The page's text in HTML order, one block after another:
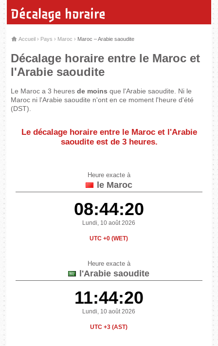
Décalage horaire
Accueil › Pays › Maroc › Maroc – Arabie saoudite
Décalage horaire entre le Maroc et
l'Arabie saoudite
Le Maroc a 3 heuresde moins que l'Arabie saoudite. Ni le
Maroc ni l'Arabie saoudite n'ont en ce moment l'heure d'été
(DST).
Le décalage horaire entre le Maroc et l'Arabie
saoudite est de 3 heures.
Heure exacte à
le Maroc
08:44:20
Lundi, 10 août 2026
UTC +0 (WET)
Heure exacte à
l'Arabie saoudite
11:44:20
Lundi, 10 août 2026
UTC +3 (AST)